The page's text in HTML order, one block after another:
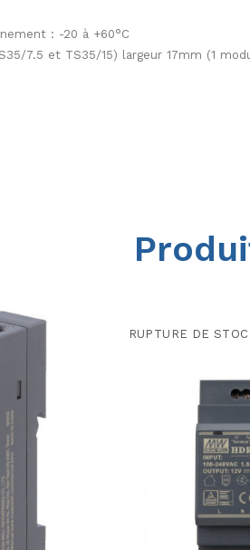
: -20 à +60°C
7.5 et TS35/15)
largeur 17mm (1
RUPTURE DE